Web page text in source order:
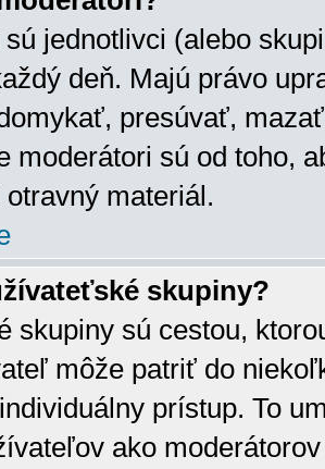
jednotlivci (alebo
deň. Majú právo
presúvať,
moderátori sú od toho,
materiál.
skupiny?
skupiny sú cestou,
môže patriť do
prístup. To
ako